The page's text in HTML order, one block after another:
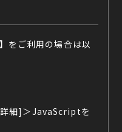
をご利用の場合は以
細]＞JavaScriptを